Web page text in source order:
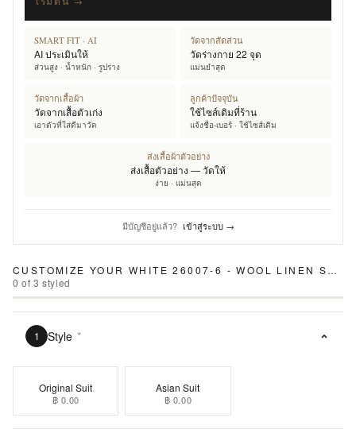
SMART FIT · AI
AI ประเมินให้
ส่วนสูง · น้ำหนัก · รูปร่าง
วัดจากสัดส่วน
วัดร่างกาย 22 จุด
แม่นยำสุด
วัดจากเสื้อผ้า
วัดจากเสื้อตัวเก่ง
เอาตัวที่ใส่ดีมาวัด
ลูกค้าปัจจุบัน
ใช้ไซส์เดิมที่ร้าน
แจ้งชื่อ-เบอร์ · ใช้ไซส์เดิม
ส่งเสื้อผ้าตัวอย่าง
ส่งเสื้อตัวอย่าง — วัดให้
ง่าย · แม่นสุด
มีบัญชีอยู่แล้ว? เข้าสู่ระบบ →
CUSTOMIZE YOUR WHITE 26007-6 - WOOL LINEN SUIT
0 of3 styled
1 Style *
Original Suit
฿ 0.00
Asian Suit
฿ 0.00